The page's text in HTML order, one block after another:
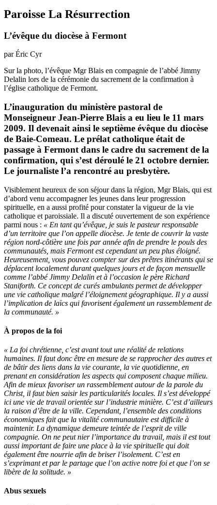
Paroisse La Résurrection
L’évêque du diocèse à Fermont
par Éric Cyr
Sur la photo, l’évêque Mgr Blais en compagnie de l’abbé Jimmy
Delalin lors de la cérémonie du sacrement de la confirmation à
l’église catholique de Fermont.
L’inauguration du ministère pastoral de
Monseigneur Jean-Pierre Blais a eu lieu le 11 mars
2009. Il devenait ainsi le septième évêque du diocèse
de Baie-Comeau. Le prélat catholique était de
passage à Fermont dans le cadre du sacrement de la
confirmation, qui s’est déroulé le 21 octobre dernier.
Le journaliste l’a rencontré au presbytère.
Visiblement heureux de son séjour dans la région, Mgr Blais, qui est
d’abord venu accompagner les jeunes dans leur progression
spirituelle, en a aussi profité pour constater la vigueur de la vie
catholique et paroissiale. Il a discuté ouvertement de son expérience
parmi nous : « En tant qu’évêque, je suis le pasteur responsable
d’un territoire que l’on appelle diocèse. Je tente de couvrir la vaste
région nord-côtière une fois par année afin de prendre le pouls des
communautés, mais Fermont est cependant un peu plus éloigné.
Heureusement, vous pouvez compter sur des prêtres itinérants qui se
déplacent localement durant quelques jours et de façon mensuelle
comme l’abbé Jimmy Delalin et à l’occasion le père Richard
Staniforth. Ce concept de curés ambulants permet de développer
une vie catholique malgré l’éloignement géographique. Il y a aussi
l’implication de laïcs qui favorisent également un rassemblement de
la communauté. »
À propos de la foi
« La foi chrétienne, c’est avant tout une réalité de relations
humaines. Il faut donc être en mesure de se rapprocher des autres et
de bâtir des liens dans la vie courante, la vie quotidienne, en
prenant en considération les aspects qui composent chaque milieu.
Afin de mieux favoriser un rassemblement autour de la parole du
Christ, il faut bien saisir les particularités locales. Il s’est développé
ici une vie de travail orientée sur l’industrie minière. C’est d’ailleurs
la raison d’être de la ville. Cependant, l’ensemble des conditions
économiques fait que la vitalité communautaire est difficile à
maintenir. La dynamique demeure teintée de l’esprit de ville
compagnie. On ne peut nier l’importance du travail, mais il est tout
aussi important de faire une place à la vie spirituelle qui doit
également être nourrie afin de briser l’isolement. C’est en
s’exprimant et par le partage que l’on active notre foi et que l’on se
libère de la solitude. »
Abus sexuels